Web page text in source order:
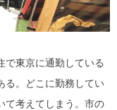
で東京に通勤している
る。どこに勤務してい
て考えてしまう。市の